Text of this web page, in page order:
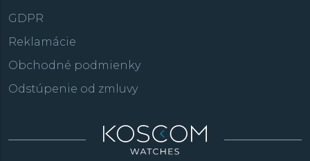
GDPR
Reklamácie
Obchodné podmienky
Odstúpenie od zmluvy